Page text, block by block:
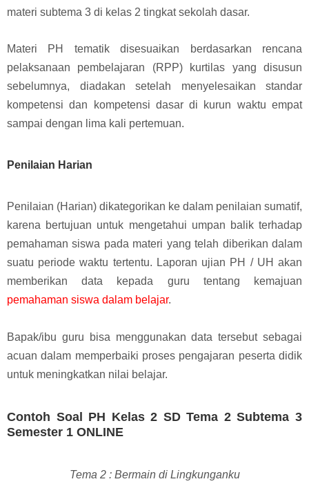
materi subtema 3 di kelas 2 tingkat sekolah dasar.
Materi PH tematik disesuaikan berdasarkan rencana
pelaksanaan pembelajaran (RPP) kurtilas yang disusun
sebelumnya, diadakan setelah menyelesaikan standar
kompetensi dan kompetensi dasar di kurun waktu empat
sampai dengan lima kali pertemuan.
Penilaian Harian
Penilaian (Harian) dikategorikan ke dalam penilaian sumatif,
karena bertujuan untuk mengetahui umpan balik terhadap
pemahaman siswa pada materi yang telah diberikan dalam
suatu periode waktu tertentu. Laporan ujian PH / UH akan
memberikan data kepada guru tentang kemajuan
pemahaman siswa dalam belajar.
Bapak/ibu guru bisa menggunakan data tersebut sebagai
acuan dalam memperbaiki proses pengajaran peserta didik
untuk meningkatkan nilai belajar.
Contoh Soal PH Kelas 2 SD Tema 2 Subtema 3
Semester 1 ONLINE
Tema 2 : Bermain di Lingkunganku